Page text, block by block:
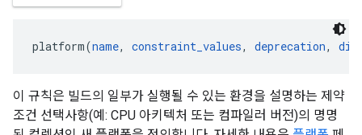
platform(name, constraint_values, deprecation,
이 규칙은 빌드의 일부가 실행될 수 있는 환경을 설명하는 제약
조건 선택사항(예: CPU 아키텍처 또는 컴파일러 버전)의 명명